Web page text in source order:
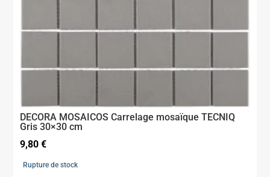
DECORA MOSAICOS Carrelage mosaïque TECNIQ
Gris 30×30 cm
9,80€
Rupture de stock